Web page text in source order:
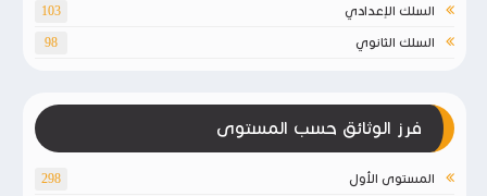
السلك الإعدادي 103
السلك الثانوي 98
فرز الوثائق حسب المستوى
المستوى الأول 298